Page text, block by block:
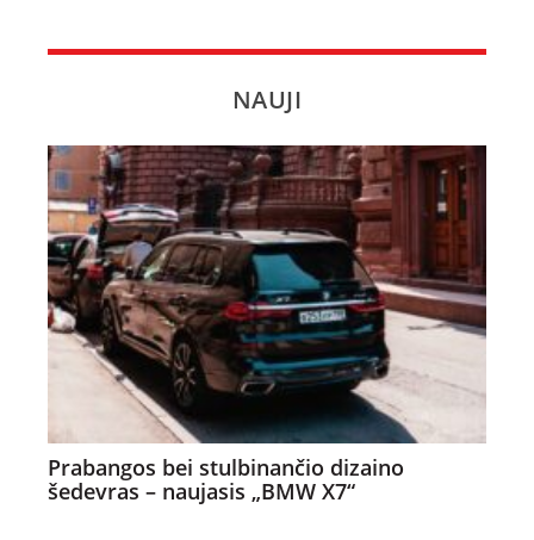
NAUJI
Prabangos bei stulbinančio dizaino
šedevras – naujasis „BMW X7“